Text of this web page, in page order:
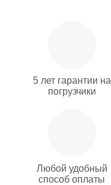
5 лет гарантии на
погрузчики
Любой удобный
способ оплаты